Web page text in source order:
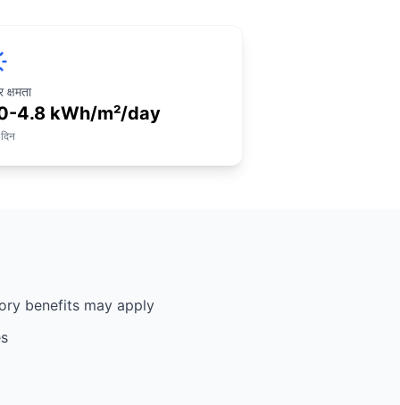
क्षमता
4.8 kWh/m²/day
benefits may apply